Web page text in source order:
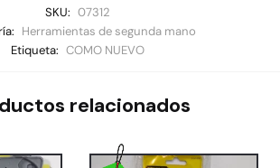
SKU: 07312
Herramientas de segunda mano
Etiqueta: COMO NUEVO
relacionados